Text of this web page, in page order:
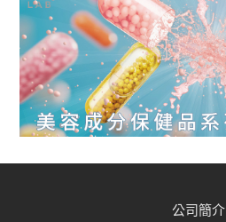
公司簡介